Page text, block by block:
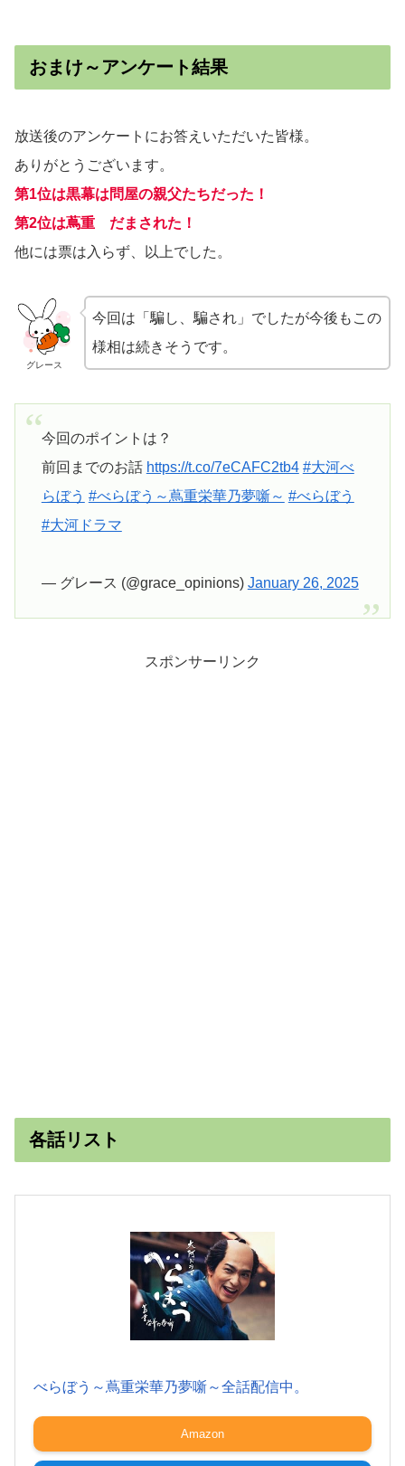
おまけ～アンケート結果
放送後のアンケートにお答えいただいた皆様。
ありがとうございます。
第1位は黒幕は問屋の親父たちだった！
第2位は蔦重 だまされた！
他には票は入らず、以上でした。
グレース
今回は「騙し、騙され」でしたが今後もこの
様相は続きそうです。
今回のポイントは？
前回までのお話 https://t.co/7eCAFC2tb4 #大河べ
らぼう #べらぼう～蔦重栄華乃夢噺～ #べらぼう
#大河ドラマ
— グレース (@grace_opinions) January 26, 2025
スポンサーリンク
各話リスト
べらぼう～蔦重栄華乃夢噺～全話配信中。
Amazon